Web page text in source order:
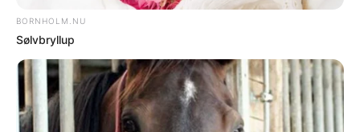
større andelsboligmarked, fremgår det af
kommunens boligstrategiske politik.